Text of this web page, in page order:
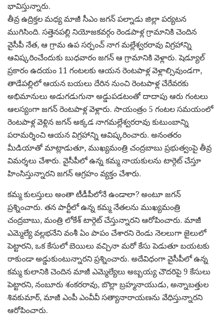
భావిస్తున్నారు.
తీవ్ర ఉద్రిక్తల మధ్య మాజీ సీఎం జగన్ పల్నాడు జిల్లా పర్యటన
ముగిసింది. సత్తెనపల్లి నియోజకవర్గం రెండపాళ్ల గ్రామానికి చెందిన
వైసీపీ నేత, ఆ గ్రామ ఉప సర్పంచ్ నాగ మల్లేశ్వరరావు విగ్రహాన్ని
ఆవిష్కరించేందుకు బుధవారం జగన్ ఆ గ్రామానికి వెళ్లారు. షెడ్యూల్
ప్రకారం ఉదయం 11 గంటలకు ఆయన రెంటపాళ్ల వెళ్లాల్సివుండగా,
తాడేపల్లిలో ఆయన బయలు దేరిన నుంచి రెంటపాళ్ల చేరేవరకు
అభిమానులు అడుగడుగునా అడ్డుపడటంతో దాదాపు ఆరు గంటలు
ఆలస్యంగా జగన్ రెంటపాళ్ల వెళ్లారు. సాయంత్రం 5 గంటల సమయంలో
రెంటపాళ్ల వెళ్లిన జగన్ అక్కడ నాగమల్లేశ్వరరావు కుటుంబాన్ని
పరామర్శించి ఆయన విగ్రహాన్ని ఆవిష్కరించారు. అనంతరం
మీడియాతో మాట్లాడుతూ, ముఖ్యమంత్రి చంద్రబాబు ప్రభుత్వంపై తీవ్ర
విమర్శలు చేశారు. వైసీపీలో ఉన్న కమ్మ నాయకులను టార్గెట్ చేస్తూ
హింసిస్తున్నారని జగన్ ఆగ్రహం వ్యక్తం చేశారు.
కమ్మ కులస్తులు అంతా టీడీపీలోనే ఉండాలా? అంటూ జగన్
ప్రశ్నించారు. తన పార్టీలో ఉన్న కమ్మ నేతలను ముఖ్యమంత్రి
చంద్రబాబు, మంత్రి లోకేశ్ టార్గెట్ చేస్తున్నారని ఆరోపించారు. మాజీ
ఎమ్మెల్యే వల్లభనేని వంశీ ఏం పాపం చేశారని రెండు నెలలుగా జైలులో
పెట్టారని, ఒక కేసులో బెయిలు వచ్చినా మరో కేసు పెడుతూ బయటకు
రాకుండా అడ్డుకుంటున్నారని ప్రశ్నించారు. అదేవిధంగా వైసీపీలో ఉన్న
కమ్మ కులానికి చెందిన మాజీ ఎమ్మెల్యేలు అబ్బయ్య చౌదరిపై 9 కేసులు
పెట్టారని, నంబూరు శంకరరావు, బొల్లా బ్రహ్మనాయుడు, అన్నాబత్తుల
శివకుమార్, మాజీ ఎంపీ ఎంవీవీ సత్యానారాయణను వేధిస్తున్నారని
ఆరోపించారు.